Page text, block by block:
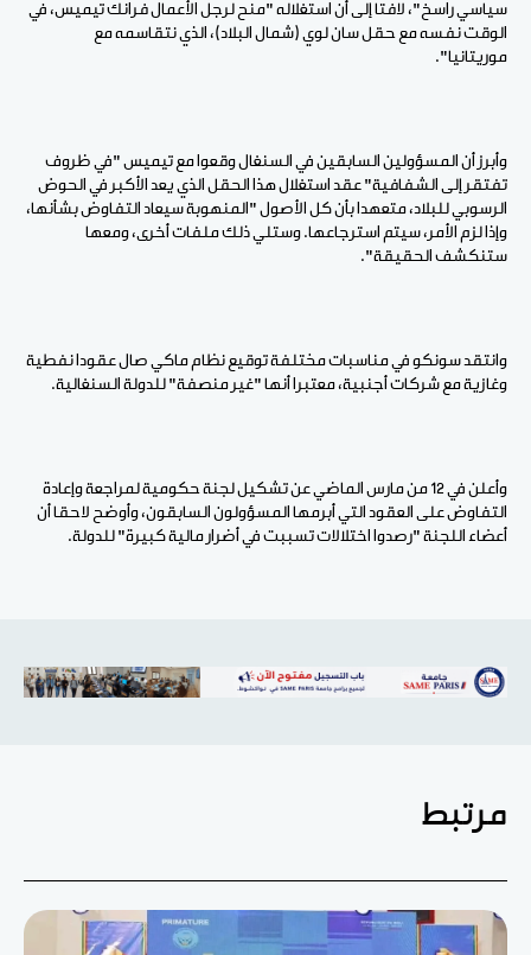
سياسي راسخ"، لافتا إلى أن استغلاله "منح لرجل الأعمال فرانك تيميس، في
الوقت نفسه مع حقل سان لوي (شمال البلاد)، الذي نتقاسمه مع
موريتانيا".
وأبرز أن المسؤولين السابقين في السنغال وقعوا مع تيميس "في ظروف
تفتقر إلى الشفافية" عقد استغلال هذا الحقل الذي يعد الأكبر في الحوض
الرسوبي للبلاد، متعهدا بأن كل الأصول "المنهوبة سيعاد التفاوض بشأنها،
وإذا لزم الأمر، سيتم استرجاعها. وستلي ذلك ملفات أخرى، ومعها
ستنكشف الحقيقة".
وانتقد سونكو في مناسبات مختلفة توقيع نظام ماكي صال عقودا نفطية
وغازية مع شركات أجنبية، معتبرا أنها "غير منصفة" للدولة السنغالية.
وأعلن في 12 من مارس الماضي عن تشكيل لجنة حكومية لمراجعة وإعادة
التفاوض على العقود التي أبرمها المسؤولون السابقون، وأوضح لاحقا أن
أعضاء اللجنة "رصدوا اختلالات تسببت في أضرار مالية كبيرة" للدولة.
مرتبط